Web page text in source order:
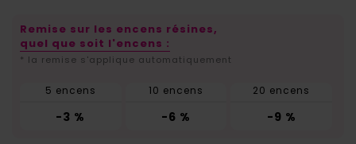
Remise sur les encens résines,
quel que soit l'encens :
* la remise s'applique automatiquement
5 encens
-3 %
10 encens
-6 %
20 encens
-9 %